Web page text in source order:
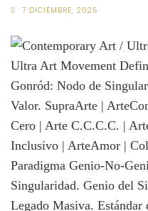
7 DICIEMBRE, 2025